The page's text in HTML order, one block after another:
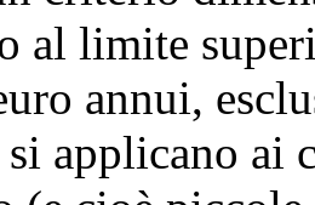
al limite
annui,
si applicano